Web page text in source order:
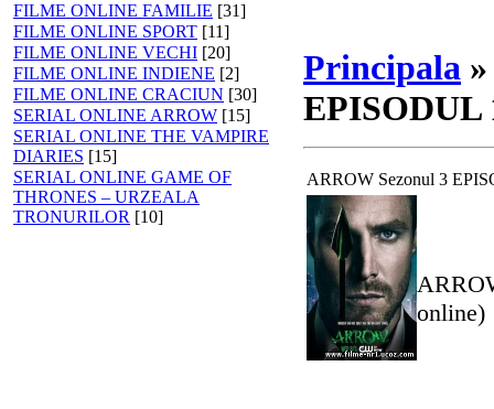
FILME ONLINE FAMILIE [31]
FILME ONLINE SPORT [11]
FILME ONLINE VECHI [20]
FILME ONLINE INDIENE [2]
FILME ONLINE CRACIUN [30]
SERIAL ONLINE ARROW [15]
SERIAL ONLINE THE VAMPIRE
DIARIES [15]
SERIAL ONLINE GAME OF
THRONES – URZEALA
TRONURILOR [10]
Principala
EPISODUL
ARROW Sezonul 3